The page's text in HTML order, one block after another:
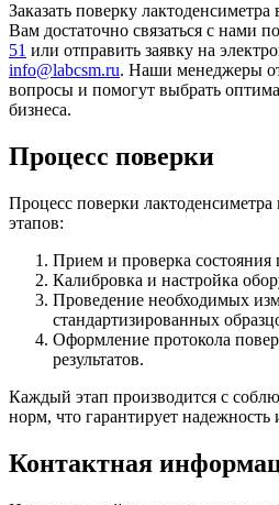
Заказать поверку
Вам достаточно связаться с нами
51 или отправить заявку на
info@labcsm.ru. Наши менеджеры
вопросы и помогут выбрать
бизнеса.
Процесс поверки
Процесс поверки лактоденсиметра
этапов:
Прием и проверка состояния
Калибровка и настройка
Проведение необходимых
стандартизированных
Оформление протокола
результатов.
Каждый этап производится с
норм, что гарантирует надежность
Контактная